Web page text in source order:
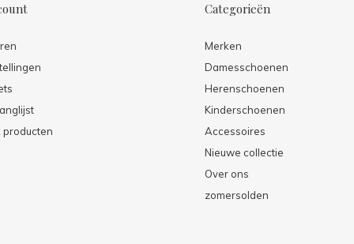
producten
Categorieën
Merken
Damesschoenen
Herenschoenen
Kinderschoenen
Accessoires
Nieuwe collectie
Over ons
zomersolden